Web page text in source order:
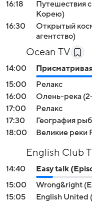
16:18
Путешествия
Корею)
16:30
Открытый
агентство)
Ocean TV
14:00
15:00
Релакс
16:00
Олень-река
17:00
Релакс
17:30
География
18:00
Великие реки
English Club
14:40
Easy talk
15:00
Wrong&right
15:05
English United